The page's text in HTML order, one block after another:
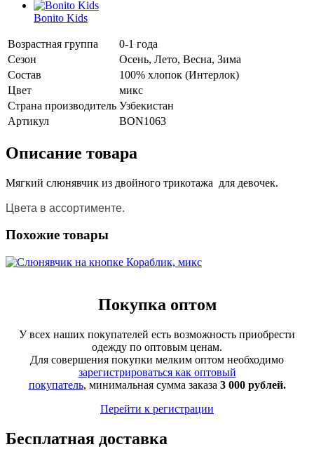
Bonito Kids
Возрастная группа
0-1 года
Сезон
Осень, Лето, Весна, Зима
Состав
100% хлопок (Интерлок)
Цвет
микс
Страна производитель Узбекистан
Артикул
BON1063
Описание товара
Мягкий слюнявчик из двойного трикотажа для девочек.
Цвета в ассортименте.
Похожие товары
Покупка оптом
У всех наших покупателей есть возможность приобрести
одежду по оптовым ценам.
Для совершения покупки мелким оптом необходимо
зарегистрироваться как оптовый
покупатель, минимальная сумма заказа 3 000 рублей.
Перейти к регистрации
Бесплатная доставка